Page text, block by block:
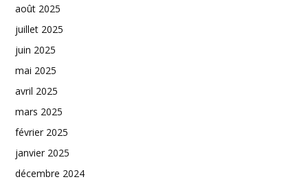
août 2025
juillet 2025
juin 2025
mai 2025
avril 2025
mars 2025
février 2025
janvier 2025
décembre 2024